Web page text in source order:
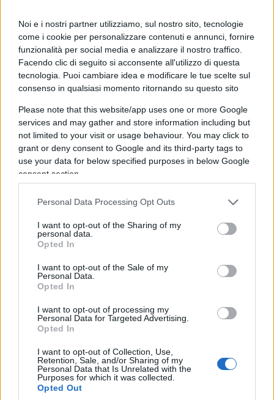
Noi e i nostri partner utilizziamo, sul nostro sito, tecnologie
come i cookie per personalizzare contenuti e annunci, fornire
funzionalità per social media e analizzare il nostro traffico.
Facendo clic di seguito si acconsente all'utilizzo di questa
tecnologia. Puoi cambiare idea e modificare le tue scelte sul
consenso in qualsiasi momento ritornando su questo sito
Please note that this website/app uses one or more Google
services and may gather and store information including but
not limited to your visit or usage behaviour. You may click to
grant or deny consent to Google and its third-party tags to
use your data for below specified purposes in below Google
consent section.
Personal Data Processing Opt Outs
I want to opt-out of the Sharing of my
personal data.
Opted In
I want to opt-out of the Sale of my
Personal Data.
Opted In
I want to opt-out of processing my
Personal Data for Targeted Advertising.
Opted In
I want to opt-out of Collection, Use,
Retention, Sale, and/or Sharing of my
Personal Data that Is Unrelated with the
Purposes for which it was collected.
Opted Out
Fabiola non crede che quella separazione sarebbe
diventata un divorzio formale. Pensa che lei e
Pino avrebbero continuato a discutere, ad
“arrabbiarsi” — usa proprio questa parola ma che
non sarebbero riusciti a disfare quel “noi”
per cui, oggi, associa la fine imminente e
improvvisa del gennaio 2015 non a una rottura
definitiva ma aun capitolo interrotto a metà
destino che non ha lasciato il tempo per chiudere
il cerchio.
Ecco allora il vero gioco delle ipotesi, quello che
Massimo Troisi ancora presente per intercedere, e
un segnale — quello delle canzoni di Capodanno
— colto e non lasciato cadere. In questo scenario